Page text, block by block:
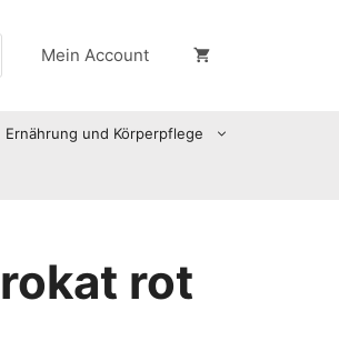
Mein Account
Ernährung und Körperpflege
rot